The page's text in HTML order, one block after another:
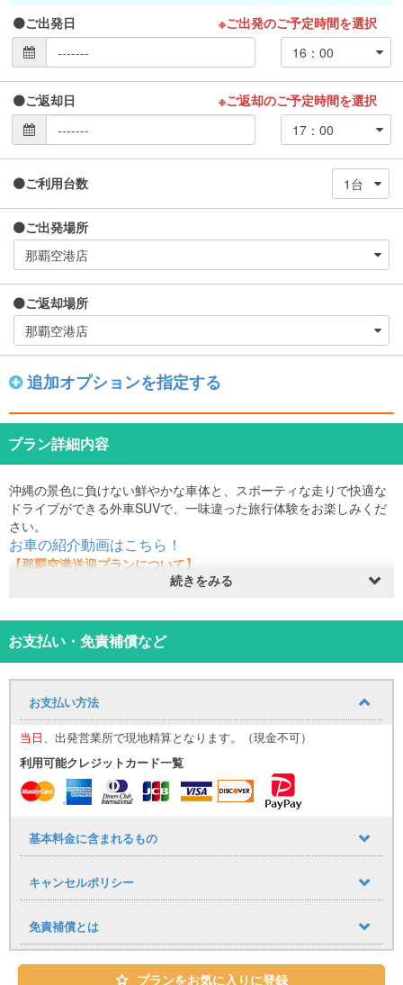
ご出発日 ※ご出発のご予定時間を選択
ご返却日 ※ご返却のご予定時間を選択
ご利用台数
ご出発場所
ご返却場所
追加オプションを指定する
プラン詳細内容
沖縄の景色に負けない鮮やかな車体と、スポーティな走りで快適な
ドライブができる外車SUVで、一味違った旅行体験をお楽しみくだ
さい。
お車の紹介動画はこちら！
【那覇空港送迎プランについて】
那覇空港までの送迎サービスをご利用いただけます。追加料金はか
■送迎運行時間
９：３０～１７：３０
到着時間に応じて、最寄りの送迎便にてご案内いたします。
す。
空港への送りは１７：００発が最終便となりますので、予めご了承
下さい。
■乗車場所
那覇空港「１４番レンタカー送迎車乗り場」までお越しください。
（ご予約時のお願い）
ご予約時、備考欄に以下の内容を必ずご記入ください。
・到着時間
（公式LINE登録のお願い）
当日スムーズにご案内を行うため、ご予約後は必ず公式LINEのご登
録をお願いいたします。
・LINE ID：@661gpual
続きをみる
お支払い・免責補償など
お支払い方法
当日
、出発営業所で現地精算となります。（現金不可）
利用可能クレジットカード一覧
基本料金に含まれるもの
キャンセルポリシー
免責補償とは
プランをお気に入りに登録